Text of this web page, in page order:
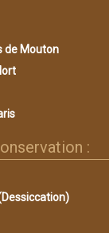
de Mouton
: